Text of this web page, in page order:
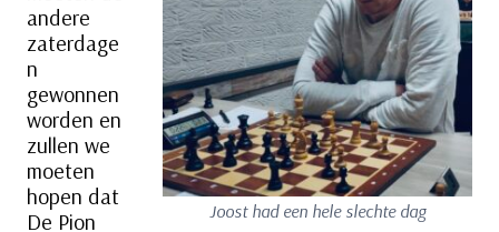
Joost had een hele slechte dag
andere
zaterdage
n
gewonnen
worden en
zullen we
moeten
hopen dat
De Pion